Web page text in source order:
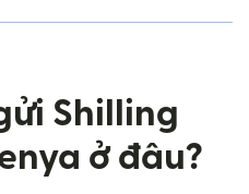
Shilling
ở đâu?